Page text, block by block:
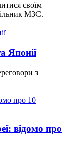
своїм
МЗС.
Японії
з
відомо про